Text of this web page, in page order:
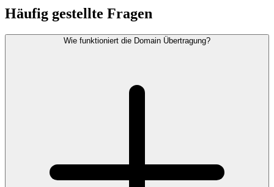
Häufig gestellte Fragen
Wie funktioniert die Domain Übertragung?